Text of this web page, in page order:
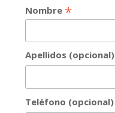
Nombre *
Apellidos (opcional)
Teléfono (opcional)